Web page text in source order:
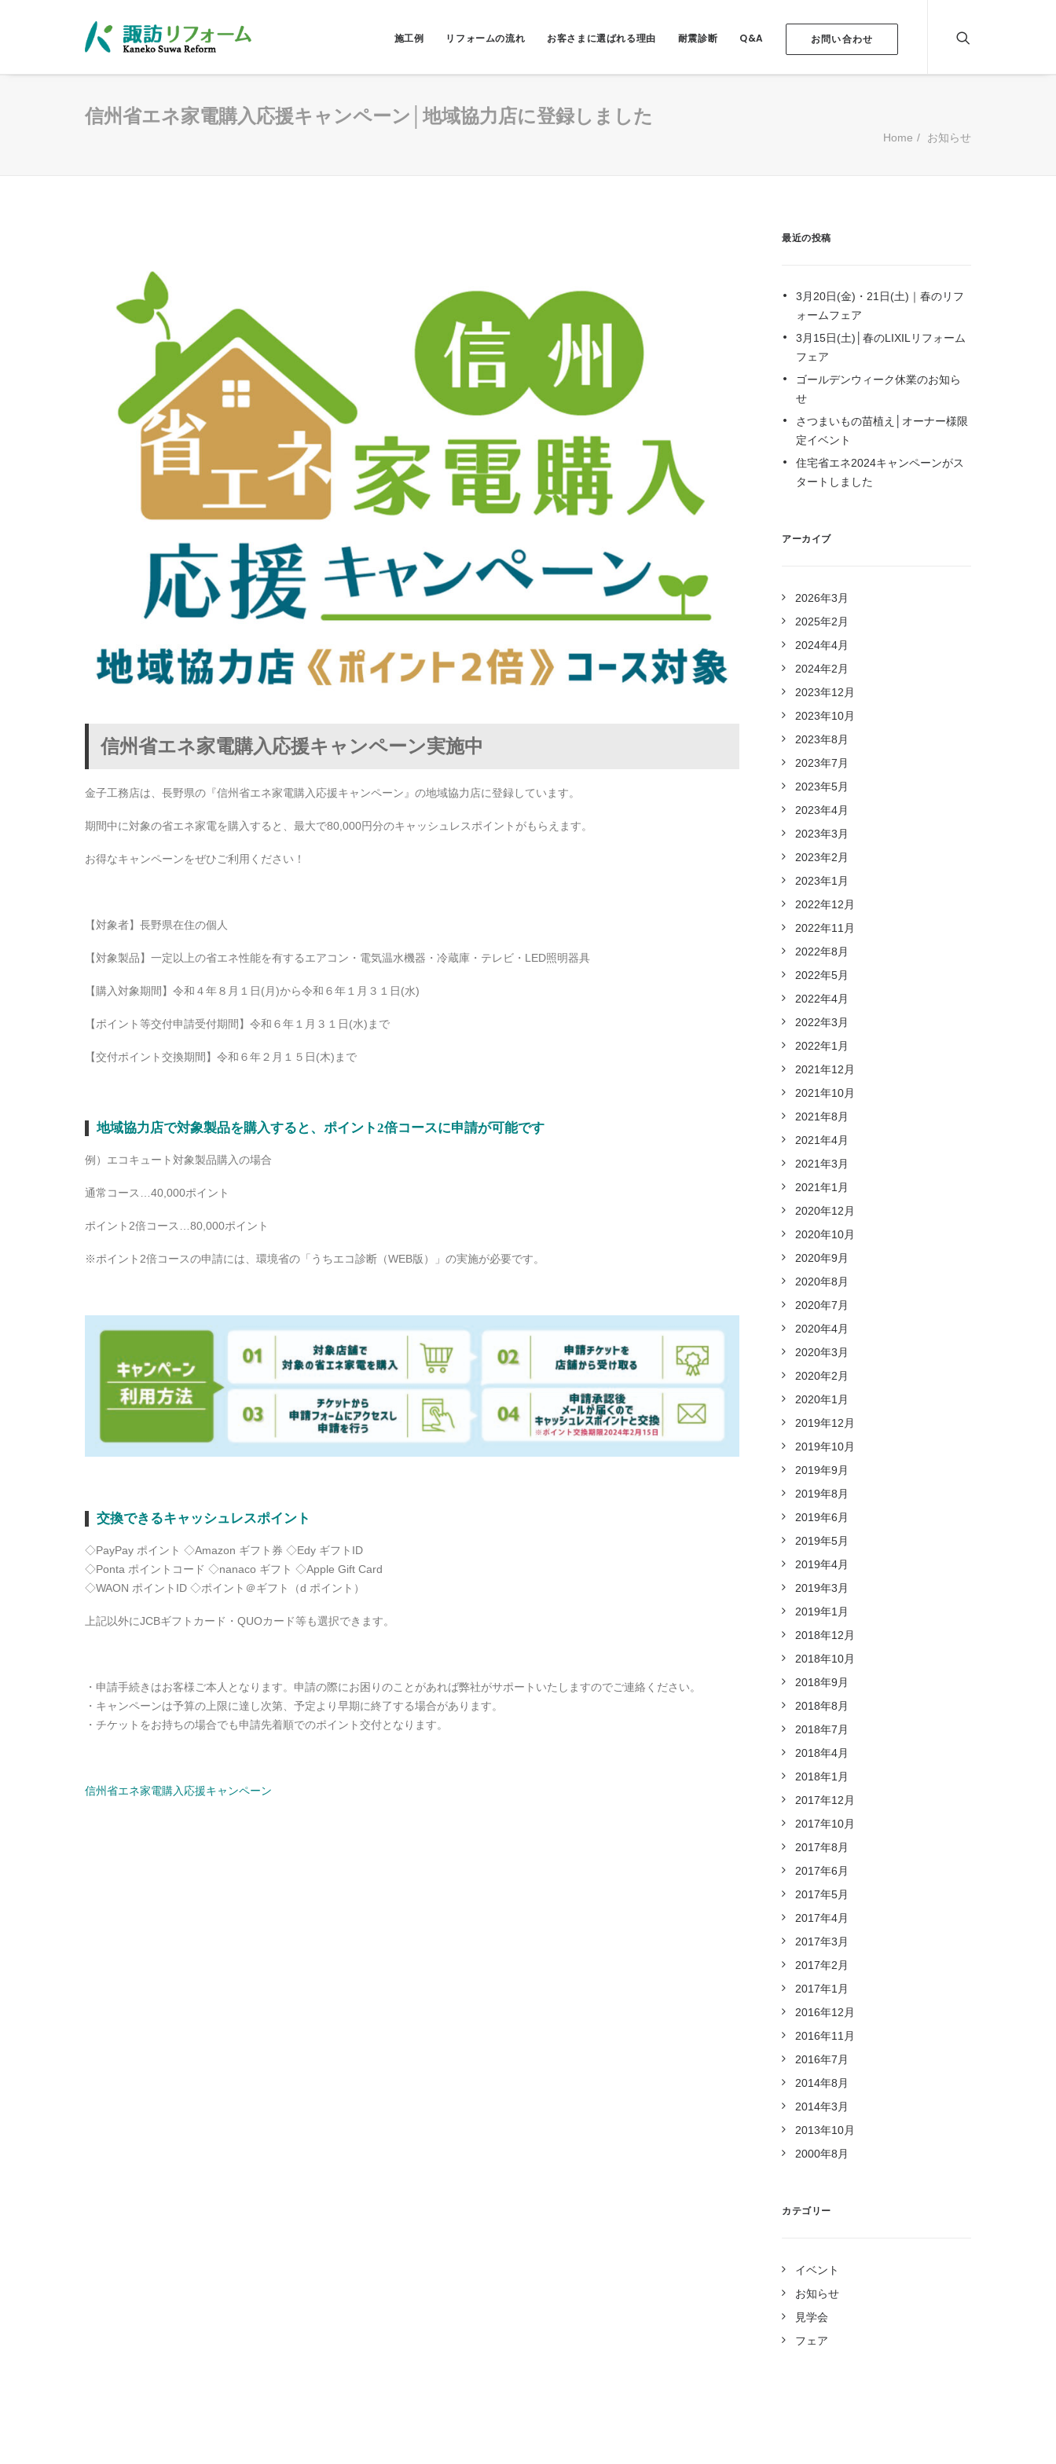
施工例 リフォームの流れ お客さまに選ばれる理由 耐震診断 Q&A お問い合わせ
信州省エネ家電購入応援キャンペーン│地域協力店に登録しました
Home お知らせ
信州省エネ家電購入応援キャンペーン実施中
金子工務店は、長野県の『信州省エネ家電購入応援キャンペーン』の地域協力店に登録しています。
期間中に対象の省エネ家電を購入すると、最大で80,000円分のキャッシュレスポイントがもらえます。
お得なキャンペーンをぜひご利用ください！
【対象者】長野県在住の個人
【対象製品】一定以上の省エネ性能を有するエアコン・電気温水機器・冷蔵庫・テレビ・LED照明器具
【購入対象期間】令和４年８月１日(月)から令和６年１月３１日(水)
【ポイント等交付申請受付期間】令和６年１月３１日(水)まで
【交付ポイント交換期間】令和６年２月１５日(木)まで
地域協力店で対象製品を購入すると、ポイント2倍コースに申請が可能です
例）エコキュート対象製品購入の場合
通常コース…40,000ポイント
ポイント2倍コース…80,000ポイント
※ポイント2倍コースの申請には、環境省の「うちエコ診断（WEB版）」の実施が必要です。
交換できるキャッシュレスポイント
◇PayPay ポイント ◇Amazon ギフト券 ◇Edy ギフトID
◇Ponta ポイントコード ◇nanaco ギフト ◇Apple Gift Card
◇WAON ポイントID ◇ポイント＠ギフト（d ポイント）
上記以外にJCBギフトカード・QUOカード等も選択できます。
・申請手続きはお客様ご本人となります。申請の際にお困りのことがあれば弊社がサポートいたしますのでご連絡ください。
・キャンペーンは予算の上限に達し次第、予定より早期に終了する場合があります。
・チケットをお持ちの場合でも申請先着順でのポイント交付となります。
信州省エネ家電購入応援キャンペーン
最近の投稿
3月20日(金)・21日(土)｜春のリフ
ォームフェア
3月15日(土)│春のLIXILリフォーム
フェア
ゴールデンウィーク休業のお知ら
せ
さつまいもの苗植え│オーナー様限
定イベント
住宅省エネ2024キャンペーンがス
タートしました
アーカイブ
2026年3月
2025年2月
2024年4月
2024年2月
2023年12月
2023年10月
2023年8月
2023年7月
2023年5月
2023年4月
2023年3月
2023年2月
2023年1月
2022年12月
2022年11月
2022年8月
2022年5月
2022年4月
2022年3月
2022年1月
2021年12月
2021年10月
2021年8月
2021年4月
2021年3月
2021年1月
2020年12月
2020年10月
2020年9月
2020年8月
2020年7月
2020年4月
2020年3月
2020年2月
2020年1月
2019年12月
2019年10月
2019年9月
2019年8月
2019年6月
2019年5月
2019年4月
2019年3月
2019年1月
2018年12月
2018年10月
2018年9月
2018年8月
2018年7月
2018年4月
2018年1月
2017年12月
2017年10月
2017年8月
2017年6月
2017年5月
2017年4月
2017年3月
2017年2月
2017年1月
2016年12月
2016年11月
2016年7月
2014年8月
2014年3月
2013年10月
2000年8月
カテゴリー
イベント
お知らせ
見学会
フェア